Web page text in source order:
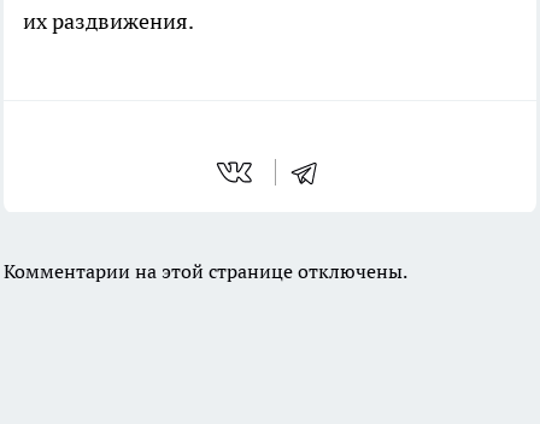
их раздвижения.
Комментарии на этой странице отключены.